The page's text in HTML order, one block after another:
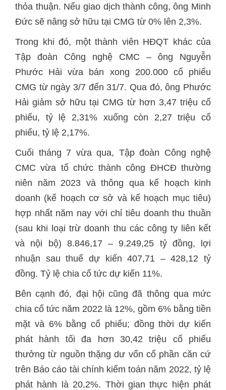
thỏa thuận. Nếu giao dịch thành công, ông Minh
Đức sẽ nâng sở hữu tại CMG từ 0% lên 2,3%.
Trong khi đó, một thành viên HĐQT khác của
Tập đoàn Công nghệ CMC – ông Nguyễn
Phước Hải vừa bán xong 200.000 cổ phiếu
CMG từ ngày 3/7 đến 31/7. Qua đó, ông Phước
Hải giảm sở hữu tại CMG từ hơn 3,47 triệu cổ
phiếu, tỷ lệ 2,31% xuống còn 2,27 triệu cổ
phiếu, tỷ lệ 2,17%.
Cuối tháng 7 vừa qua, Tập đoàn Công nghệ
CMC vừa tổ chức thành công ĐHCĐ thường
niên năm 2023 và thông qua kế hoạch kinh
doanh (kế hoạch cơ sở và kế hoạch mục tiêu)
hợp nhất năm nay với chỉ tiêu doanh thu thuần
(sau khi loại trừ doanh thu các công ty liên kết
và nội bộ) 8.846,17 – 9.249,25 tỷ đồng, lợi
nhuận sau thuế dự kiến 407,71 – 428,12 tỷ
đồng. Tỷ lệ chia cổ tức dự kiến 11%.
Bên cạnh đó, đại hội cũng đã thông qua mức
chia cổ tức năm 2022 là 12%, gồm 6% bằng tiền
mặt và 6% bằng cổ phiếu; đồng thời dự kiến
phát hành tối đa hơn 30,42 triệu cổ phiếu
thưởng từ nguồn thặng dư vốn cổ phần căn cứ
trên Báo cáo tài chính kiểm toán năm 2022, tỷ lệ
phát hành là 20,2%. Thời gian thực hiện phát